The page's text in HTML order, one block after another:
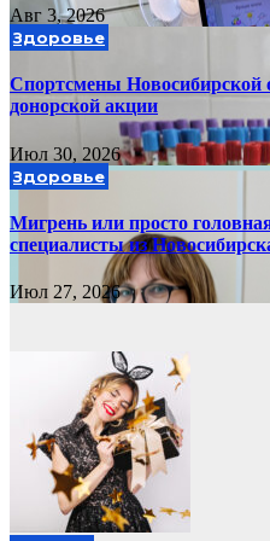
Авг 3, 2026
Здоровье
Спортсмены Новосибирской
донорской акции
Июл 30, 2026
Здоровье
Мигрень или просто
специалисты из
Июл 27, 2026